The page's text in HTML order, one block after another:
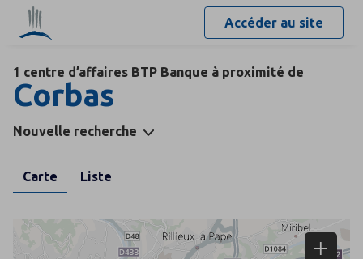
Accéder au site
1 centre d’affaires BTP Banque à proximité de
Corbas
Nouvelle recherche
Carte Liste